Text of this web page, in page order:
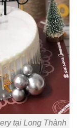
tại Long Thành